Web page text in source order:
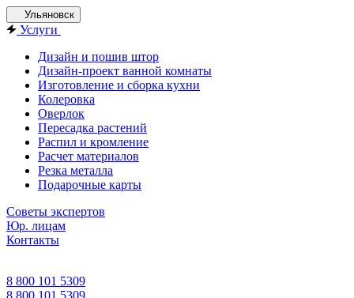
Ульяновск
Услуги
Дизайн и пошив штор
Дизайн-проект ванной комнаты
Изготовление и сборка кухни
Колеровка
Оверлок
Пересадка растений
Распил и кромление
Расчет материалов
Резка металла
Подарочные карты
Советы экспертов
Юр. лицам
Контакты
8 800 101 5309
8 800 101 5309